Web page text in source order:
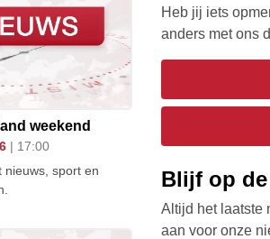
weekend
| 17:00
nieuws, sport en
Heb jij iets
anders met ons
Blijf op
Altijd het laatste
aan voor onze